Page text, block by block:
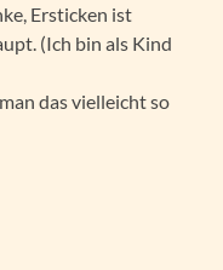
Ersticken ist
(Ich bin als Kind
das vielleicht so